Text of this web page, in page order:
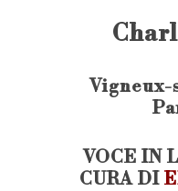
Vigneux-
VOCE IN
CURA DI